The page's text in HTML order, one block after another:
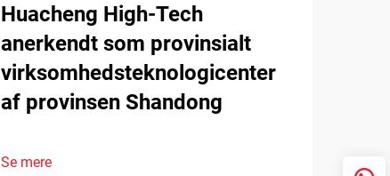
Huacheng High-Tech
anerkendt som provinsialt
virksomhedsteknologicenter
af provinsen Shandong
Se mere